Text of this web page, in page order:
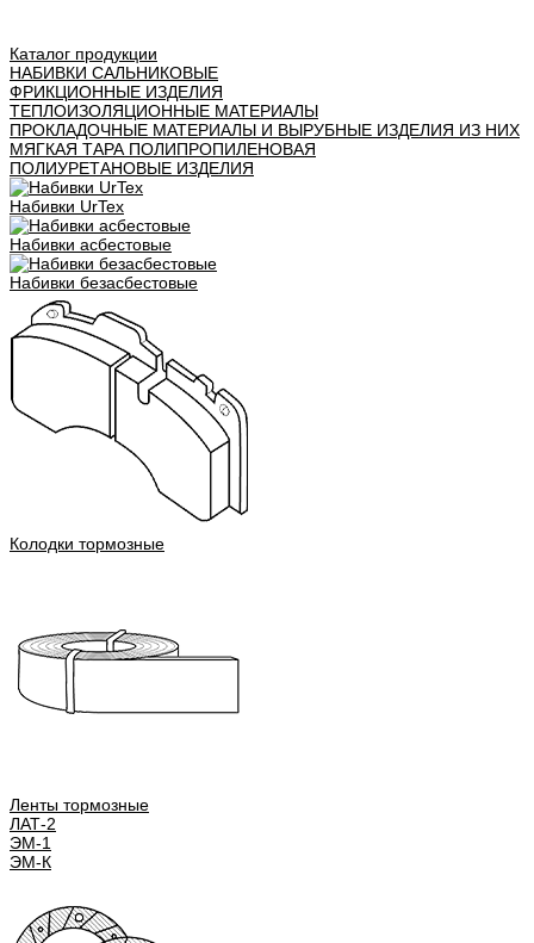
Каталог продукции
НАБИВКИ САЛЬНИКОВЫЕ
ФРИКЦИОННЫЕ ИЗДЕЛИЯ
ТЕПЛОИЗОЛЯЦИОННЫЕ МАТЕРИАЛЫ
ПРОКЛАДОЧНЫЕ МАТЕРИАЛЫ И ВЫРУБНЫЕ ИЗДЕЛИЯ ИЗ НИХ
МЯГКАЯ ТАРА ПОЛИПРОПИЛЕНОВАЯ
ПОЛИУРЕТАНОВЫЕ ИЗДЕЛИЯ
Набивки UrTex
Набивки асбестовые
Набивки безасбестовые
Колодки тормозные
Ленты тормозные
ЛАТ-2
ЭМ-1
ЭМ-К